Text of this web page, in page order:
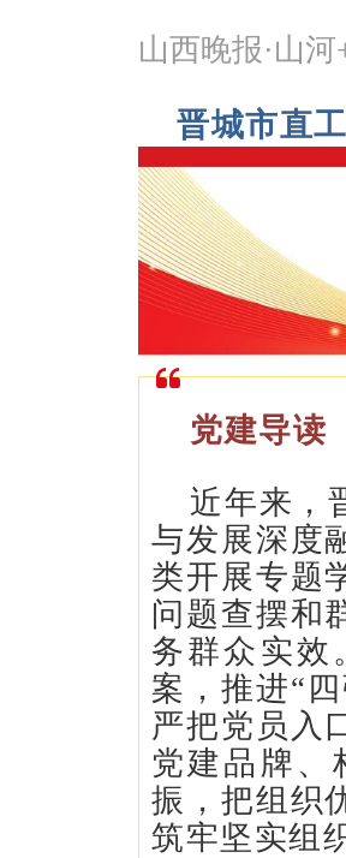
山西晚报·山河
晋城市直
党建导读
近年来，
与发展深度
类开展专题
问题查摆和
务群众实效
案，推进“
严把党员入
党建品牌、
振，把组织
筑牢坚实组